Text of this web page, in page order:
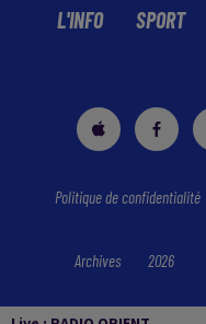
L'INFO SPORT
Politique de confidentialité
Archives 2026